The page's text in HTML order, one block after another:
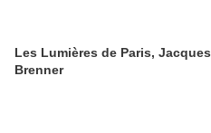
Les Lumières de Paris, Jacques
Brenner